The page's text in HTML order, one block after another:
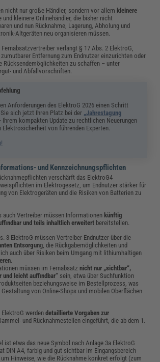
nicht nur große Händler, sondern vor allem kleinere
und kleinere Onlinehändler, die bisher nicht
und nun Rücknahme, Lagerung, Abholung und
Altgeräten neu organisieren müssen.
Fernabsatzvertreiber verlangt § 17 Abs. 2 ElektroG,
Entfernung zum Endnutzer einzurichten oder
Rücksendemöglichkeiten zu schaffen – unter
und Abfallvorschriften.
Anforderungen des ElektroG 2026 einen Schritt
sich jetzt Ihren Platz bei der „Jahrestagung
Ihrem kompakten Update zu rechtlichen Neuerungen
Elektrosicherheit von führenden Experten.
und Kennzeichnungspflichten
verschärft das ElektroG4
im Elektrogesetz, um Endnutzer stärker für
von Elektrogeräten und die Risiken von Batterien zu
auch Vertreiber müssen Informationen künftig
und teils inhaltlich erweitert bereitstellen.
3 ElektroG müssen Vertreiber Endnutzer über die
Entsorgung, die Rückgabemöglichkeiten und
auch über Risiken beim Umgang mit lithiumhaltigen
.
müssen im Fernabsatz nicht nur „sichtbar“,
und leicht auffindbar“ sein, etwa über Suchfunktion
beziehungsweise im Bestellprozess, was
von Online-Shops und mobilen Oberflächen
ElektroG werdendetaillierte Vorgaben zur
und Rücknahmestellen eingeführt, die ab dem 1.
ist etwa das neue Symbol nach Anlage 3a ElektroG
DIN A4, farbig und gut sichtbar im Eingangsbereich
Hinweise, wie die Rücknahme konkret erfolgt (zum